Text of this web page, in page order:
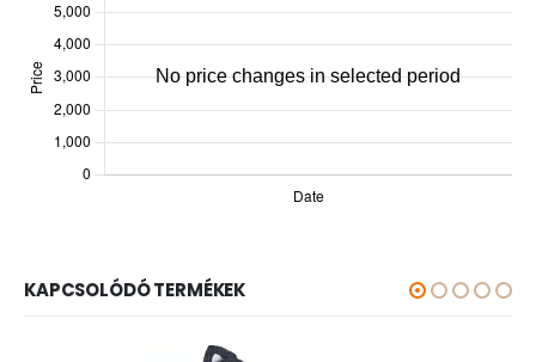
KAPCSOLÓDÓ TERMÉKEK